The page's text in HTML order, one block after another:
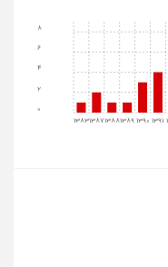
1383138713881389 1390 1391
8